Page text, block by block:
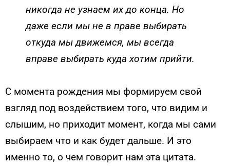
никогда не узнаем их до конца. Но
даже если мы не в праве выбирать
откуда мы движемся, мы всегда
вправе выбирать куда хотим прийти.
С момента рождения мы формируем свой
взгляд под воздействием того, что видим и
слышим, но приходит момент, когда мы сами
выбираем что и как будет дальше. И это
именно то, о чем говорит нам эта цитата.